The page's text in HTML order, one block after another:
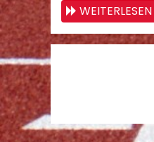
WEITERLESEN